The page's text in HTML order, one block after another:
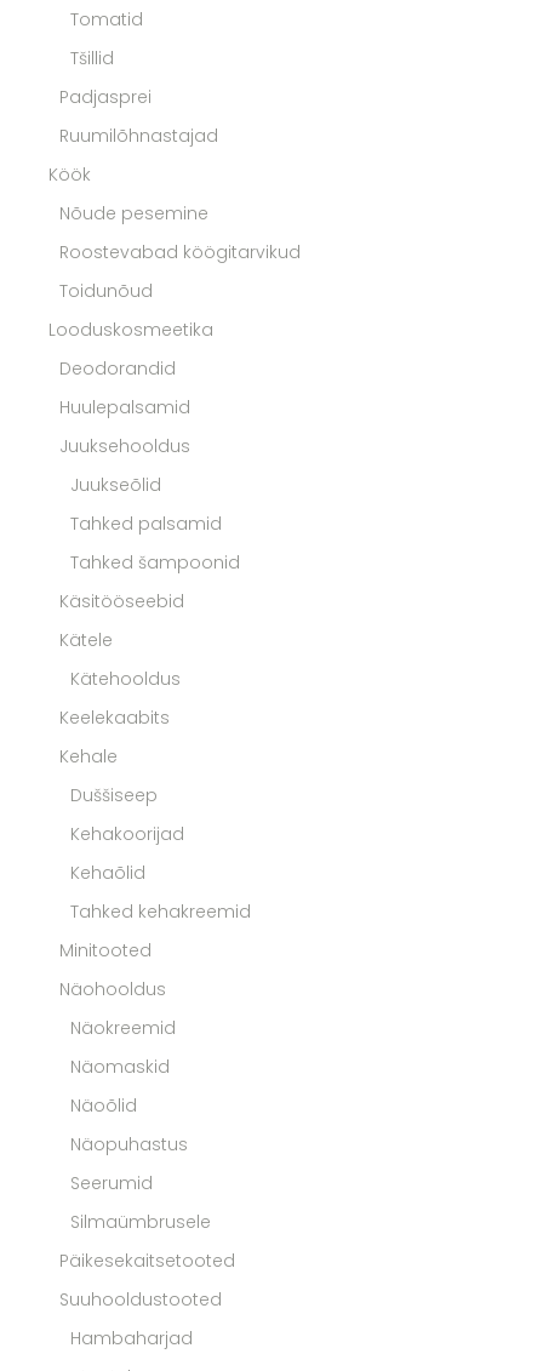
Tomatid
Tšillid
Padjasprei
Ruumilõhnastajad
Köök
Nõude pesemine
Roostevabad köögitarvikud
Toidunõud
Looduskosmeetika
Deodorandid
Huulepalsamid
Juuksehooldus
Juukseõlid
Tahked palsamid
Tahked šampoonid
Käsitööseebid
Kätele
Kätehooldus
Keelekaabits
Kehale
Duššiseep
Kehakoorijad
Kehaõlid
Tahked kehakreemid
Minitooted
Näohooldus
Näokreemid
Näomaskid
Näoõlid
Näopuhastus
Seerumid
Silmaümbrusele
Päikesekaitsetooted
Suuhooldustooted
Hambaharjad